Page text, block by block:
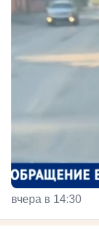
вчера в 14:30